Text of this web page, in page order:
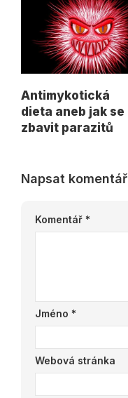
Antimykotická
dieta aneb jak se
zbavit parazitů
Napsat komentář
Komentář *
Jméno *
Webová stránka